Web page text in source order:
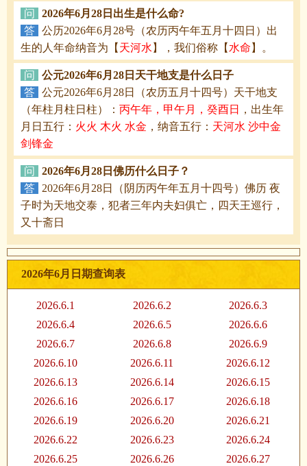
问
2026年6月28日出生是什么命?
答 公历2026年6月28号（农历丙午年五月十四日）出
生的人年命纳音为【 天河水 】，我们俗称【 水命 】。
问
公元2026年6月28日天干地支是什么日子
答 公元2026年6月28日（农历五月十四号）天干地支
（年柱月柱日柱）： 丙午年，甲午月，癸酉日
，出生年
月日五行： 火火 木火 水金 ，纳音五行： 天河水 沙中金
剑锋金
问
2026年6月28日佛历什么日子？
答
2026年6月28日（阴历丙午年五月十四号）佛历 夜
子时为天地交泰，犯者三年内夫妇俱亡，四天王巡行，
又十斋日
2026年6月日期查询表
2026.6.1 2026.6.2
2026.6.3
2026.6.4
2026.6.5
2026.6.6
2026.6.7
2026.6.8
2026.6.9
2026.6.10
2026.6.11
2026.6.12
2026.6.13
2026.6.14
2026.6.15
2026.6.16
2026.6.17
2026.6.18
2026.6.19
2026.6.20
2026.6.21
2026.6.22
2026.6.23
2026.6.24
2026.6.25
2026.6.26
2026.6.27